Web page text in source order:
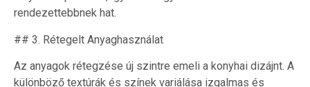
rendezettebbnek hat.
## 3. Rétegelt Anyaghasználat
Az anyagok rétegzése új szintre emeli a konyhai dizájnt. A
különböző textúrák és színek variálása izgalmas és